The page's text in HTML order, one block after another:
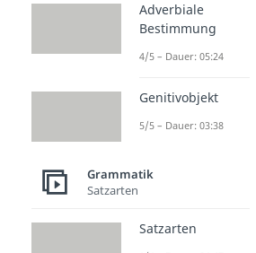
Wie fragt
Subjekt?
Das Subjektist
Namenwörter,
Menschen,
bezeichnen (z. B.
Adverbiale
Bestimmung
4/5 – Dauer: 05:24
Genitivobjekt
5/5 – Dauer: 03:38
Grammatik
Satzarten
Satzarten